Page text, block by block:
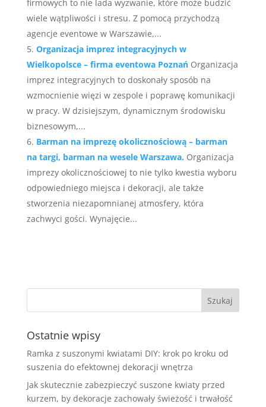
firmowych to nie lada wyzwanie, które może budzić
wiele wątpliwości i stresu. Z pomocą przychodzą
agencje eventowe w Warszawie,...
Organizacja imprez integracyjnych w
Wielkopolsce – firma eventowa Poznań Organizacja
imprez integracyjnych to doskonały sposób na
wzmocnienie więzi w zespole i poprawę komunikacji
w pracy. W dzisiejszym, dynamicznym środowisku
biznesowym,...
Barman na imprezę okolicznościową – barman
na targi, barman na wesele Warszawa. Organizacja
imprezy okolicznościowej to nie tylko kwestia wyboru
odpowiedniego miejsca i dekoracji, ale także
stworzenia niezapomnianej atmosfery, która
zachwyci gości. Wynajęcie...
Ostatnie wpisy
Ramka z suszonymi kwiatami DIY: krok po kroku od
suszenia do efektownej dekoracji wnętrza
Jak skutecznie zabezpieczyć suszone kwiaty przed
kurzem, by dekoracje zachowały świeżość i trwałość